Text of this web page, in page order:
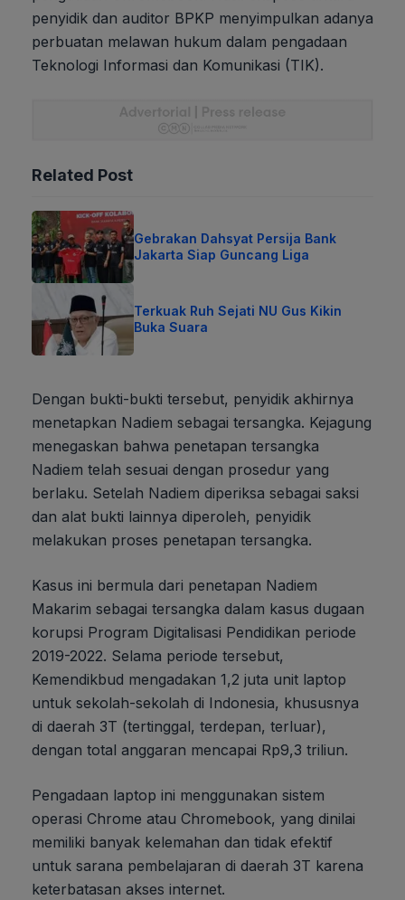
penyidik dan auditor BPKP menyimpulkan adanya
perbuatan melawan hukum dalam pengadaan
Teknologi Informasi dan Komunikasi (TIK).
Related Post
Gebrakan Dahsyat Persija Bank
Jakarta Siap Guncang Liga
Terkuak Ruh Sejati NU Gus Kikin
Buka Suara
Dengan bukti-bukti tersebut, penyidik akhirnya
menetapkan Nadiem sebagai tersangka. Kejagung
menegaskan bahwa penetapan tersangka
Nadiem telah sesuai dengan prosedur yang
berlaku. Setelah Nadiem diperiksa sebagai saksi
dan alat bukti lainnya diperoleh, penyidik
melakukan proses penetapan tersangka.
Kasus ini bermula dari penetapan Nadiem
Makarim sebagai tersangka dalam kasus dugaan
korupsi Program Digitalisasi Pendidikan periode
2019-2022. Selama periode tersebut,
Kemendikbud mengadakan 1,2 juta unit laptop
untuk sekolah-sekolah di Indonesia, khususnya
di daerah 3T (tertinggal, terdepan, terluar),
dengan total anggaran mencapai Rp9,3 triliun.
Pengadaan laptop ini menggunakan sistem
operasi Chrome atau Chromebook, yang dinilai
memiliki banyak kelemahan dan tidak efektif
untuk sarana pembelajaran di daerah 3T karena
keterbatasan akses internet.